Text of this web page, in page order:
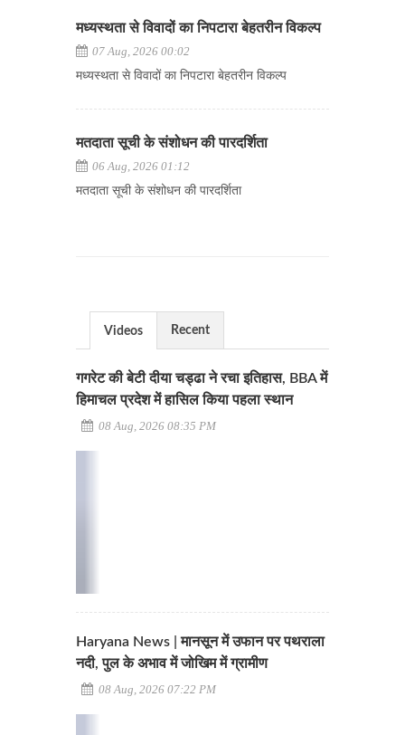
मध्यस्थता से विवादों का निपटारा बेहतरीन विकल्प
07 Aug, 2026 00:02
मध्यस्थता से विवादों का निपटारा बेहतरीन विकल्प
मतदाता सूची के संशोधन की पारदर्शिता
06 Aug, 2026 01:12
मतदाता सूची के संशोधन की पारदर्शिता
Videos Recent
गगरेट की बेटी दीया चड्ढा ने रचा इतिहास, BBA में
हिमाचल प्रदेश में हासिल किया पहला स्थान
08 Aug, 2026 08:35 PM
Haryana News | मानसून में उफान पर पथराला
नदी, पुल के अभाव में जोखिम में ग्रामीण
08 Aug, 2026 07:22 PM